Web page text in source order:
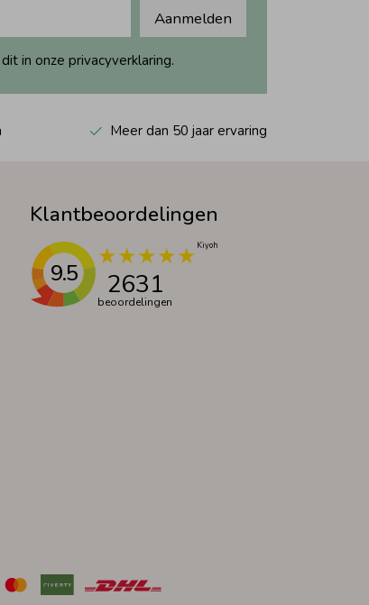
Aanmelden
in onze privacyverklaring.
Meer dan 50 jaar ervaring
Klantbeoordelingen
9.5 2631
beoordelingen